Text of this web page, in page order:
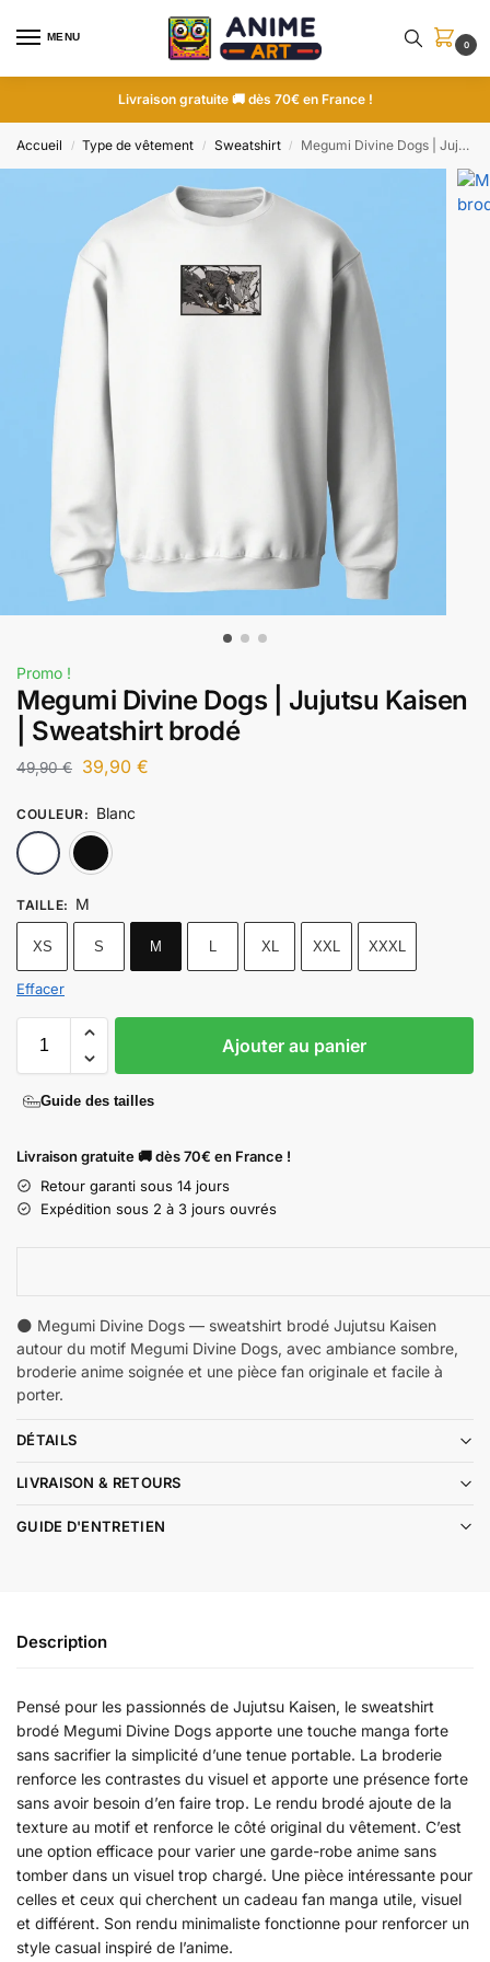
MENU
0
Livraison gratuite 🚚 dès 70€ en France !
Accueil / Type de vêtement / Sweatshirt / Megumi Divine Dogs | Jujutsu Kaisen | Sweatshirt brodé
Promo !
Megumi Divine Dogs | Jujutsu Kaisen
| Sweatshirt brodé
49,90€ 39,90 €
COULEUR: Blanc
TAILLE: M
XS S M L XL XXL XXXL
Effacer
Ajouter au panier
Guide des tailles
Livraison gratuite 🚚 dès 70€ en France !
Retour garanti sous 14 jours
Expédition sous 2 à 3 jours ouvrés
🌑 Megumi Divine Dogs — sweatshirt brodé Jujutsu Kaisen
autour du motif Megumi Divine Dogs, avec ambiance sombre,
broderie anime soignée et une pièce fan originale et facile à
porter.
DÉTAILS
LIVRAISON & RETOURS
GUIDE D'ENTRETIEN
Description
Pensé pour les passionnés de Jujutsu Kaisen, le sweatshirt
brodé Megumi Divine Dogs apporte une touche manga forte
sans sacrifier la simplicité d’une tenue portable. La broderie
renforce les contrastes du visuel et apporte une présence forte
sans avoir besoin d’en faire trop. Le rendu brodé ajoute de la
texture au motif et renforce le côté original du vêtement. C’est
une option efficace pour varier une garde-robe anime sans
tomber dans un visuel trop chargé. Une pièce intéressante pour
celles et ceux qui cherchent un cadeau fan manga utile, visuel
et différent. Son rendu minimaliste fonctionne pour renforcer un
style casual inspiré de l’anime.